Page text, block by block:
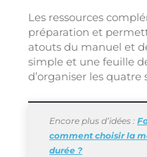
Les ressources
préparation et
atouts du manuel et
simple et une feuille
d’organiser les quatre
Encore plus d’idées :
comment choisir la
durée ?